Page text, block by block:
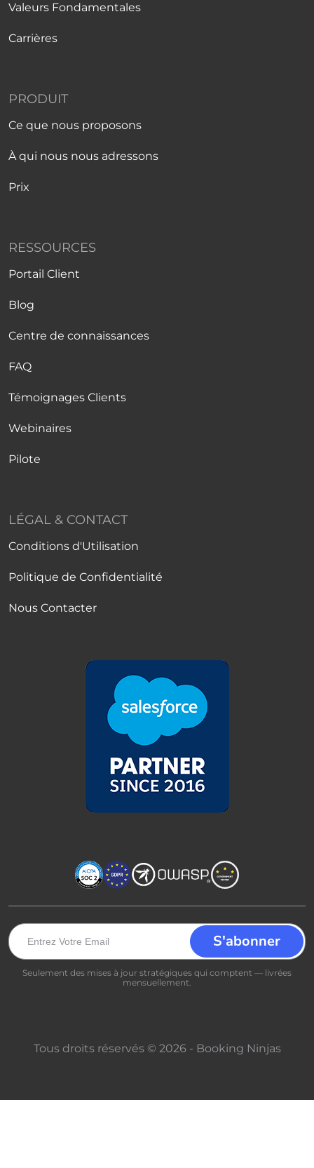
Valeurs Fondamentales
Carrières
PRODUIT
Ce que nous proposons
À qui nous nous adressons
Prix
RESSOURCES
Portail Client
Blog
Centre de connaissances
FAQ
Témoignages Clients
Webinaires
Pilote
LÉGAL & CONTACT
Conditions d'Utilisation
Politique de Confidentialité
Nous Contacter
Seulement des mises à jour stratégiques qui comptent — livrées
mensuellement.
Tous droits réservés © 2026 - Booking Ninjas